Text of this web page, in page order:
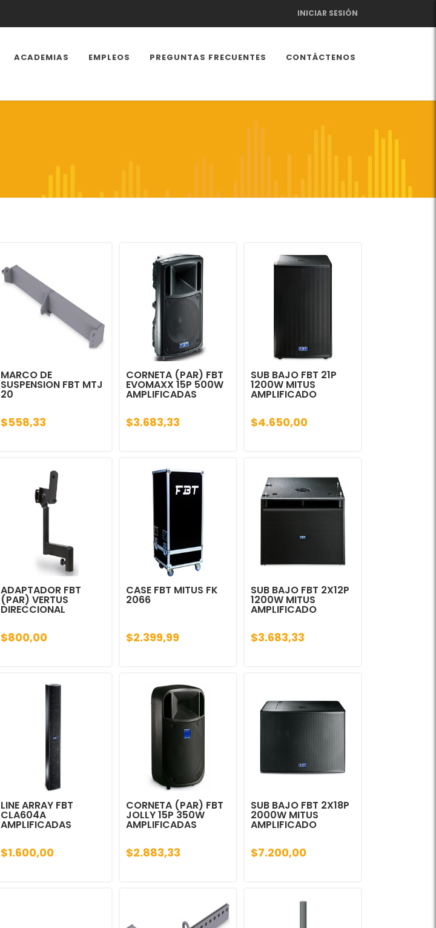
INICIAR SESIÓN
ACADEMIAS EMPLEOS PREGUNTAS FRECUENTES CONTÁCTENOS
MARCO DE
SUSPENSION FBT MTJ
20
$558,33
CORNETA (PAR) FBT
EVOMAXX 15P 500W
AMPLIFICADAS
$3.683,33
SUB BAJO FBT 21P
1200W MITUS
AMPLIFICADO
$4.650,00
ADAPTADOR FBT
(PAR) VERTUS
DIRECCIONAL
$800,00
CASE FBT MITUS FK
2066
$2.399,99
SUB BAJO FBT 2X12P
1200W MITUS
AMPLIFICADO
$3.683,33
LINE ARRAY FBT
CLA604A
AMPLIFICADAS
$1.600,00
CORNETA (PAR) FBT
JOLLY 15P 350W
AMPLIFICADAS
$2.883,33
SUB BAJO FBT 2X18P
2000W MITUS
AMPLIFICADO
$7.200,00